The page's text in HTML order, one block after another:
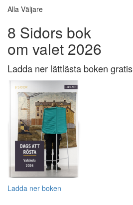
Alla Väljare
8 Sidors bok
om valet 2026
Ladda ner lättlästa boken gratis
Ladda ner boken